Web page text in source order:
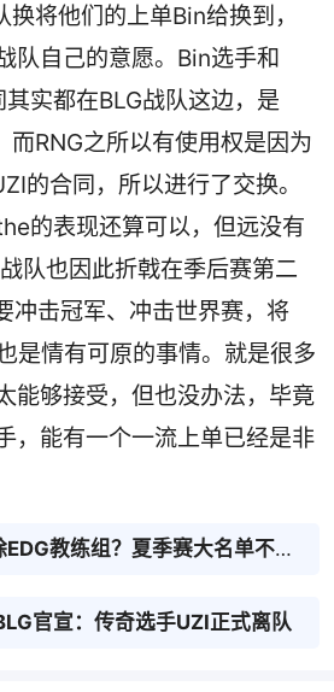
将他们的上单Bin给换到，
队自己的意愿。Bin选手和
实都在BLG战队这边，是
而RNG之所以有使用权是因为
的合同，所以进行了交换。
的表现还算可以，但远没有
队也因此折戟在季后赛第二
冲击冠军、冲击世界赛，将
是情有可原的事情。就是很多
能够接受，但也没办法，毕竟
，能有一个一流上单已经是非
教练组？夏季赛大名单不见Clearlove身影
官宣：传奇选手UZI正式离队